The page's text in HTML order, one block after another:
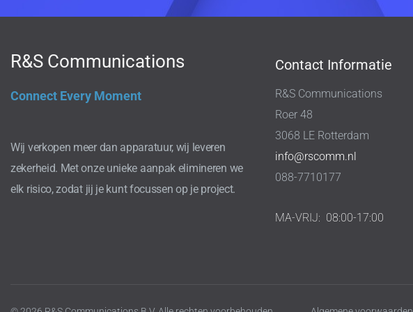
R&S Communications
Connect Every Moment
Wij verkopen meer dan apparatuur, wij leveren
zekerheid. Met onze unieke aanpak elimineren we
elk risico, zodat jij je kunt focussen op je project.
Contact Informatie
R&S Communications
Roer 48
3068 LE Rotterdam
info@rscomm.nl
088-7710177
MA-VRIJ: 08:00-17:00